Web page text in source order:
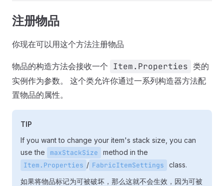
注册物品
你现在可以用这个方法注册物品
物品的构造方法会接收一个 Item.Properties 类的
实例作为参数。 这个类允许你通过一系列构造器方法配
置物品的属性。
TIP
If you want to change your item's stack size, you can
use the
maxStackSize
method in the
Item.Properties / FabricItemSettings
class.
如果将物品标记为可被破坏，那么这就不会生效，因为可被